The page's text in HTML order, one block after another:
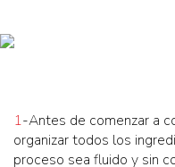
1-Antes de comenzar a
organizar todos los
proceso sea fluido y sin